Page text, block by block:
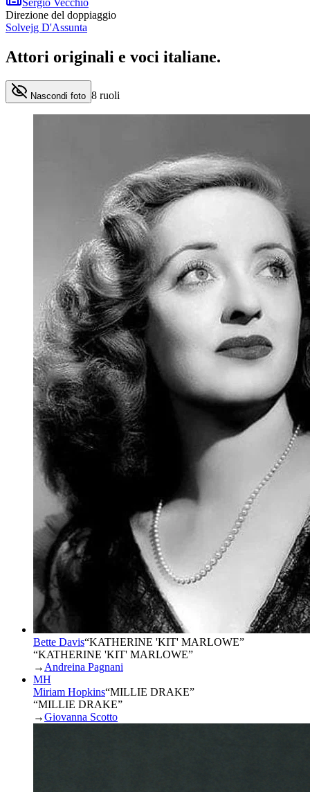
Direzione del doppiaggio
Solvejg D'Assunta
Attori originali e voci italiane.
Nascondi foto 8 ruoli
Bette Davis“KATHERINE 'KIT' MARLOWE”
“KATHERINE 'KIT' MARLOWE”
→ Andreina Pagnani
MH
Miriam Hopkins“MILLIE DRAKE”
“MILLIE DRAKE”
→Giovanna Scotto